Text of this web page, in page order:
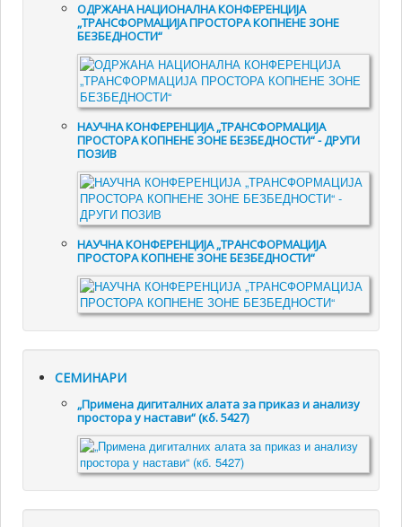
ОДРЖАНА НАЦИОНАЛНА КОНФЕРЕНЦИЈА
„ТРАНСФОРМАЦИЈА ПРОСТОРА КОПНЕНЕ ЗОНЕ
БЕЗБЕДНОСТИ“
НАУЧНА КОНФЕРЕНЦИЈА „ТРАНСФОРМАЦИЈА
ПРОСТОРА КОПНЕНЕ ЗОНЕ БЕЗБЕДНОСТИ“ - ДРУГИ
ПОЗИВ
НАУЧНА КОНФЕРЕНЦИЈА „ТРАНСФОРМАЦИЈА
ПРОСТОРА КОПНЕНЕ ЗОНЕ БЕЗБЕДНОСТИ“
СЕМИНАРИ
„Примена дигиталних алата за приказ и анализу
простора у настави“ (кб. 5427)